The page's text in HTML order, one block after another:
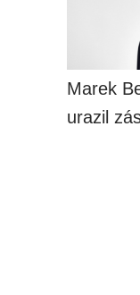
Marek
urazil